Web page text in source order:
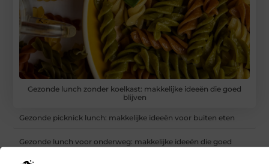
Gezonde lunch zonder koelkast: makkelijke ideeën die goed
blijven
Gezonde picknick lunch: makkelijke ideeën voor buiten eten
Gezonde lunch voor onderweg: makkelijke ideeën die goed
meegaan